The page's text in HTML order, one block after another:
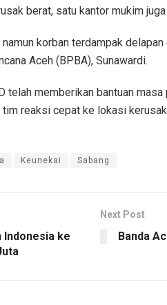
berat, satu kantor mukim
namun korban terdampak
Aceh (BPBA), Sunawardi.
telah memberikan bantuan
reaksi cepat ke lokasi
Keunekai Sabang
Indonesia ke
Next Post
Banda